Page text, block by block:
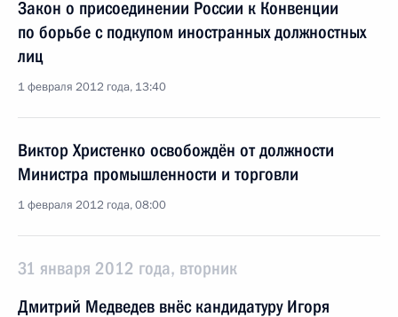
Закон о присоединении России к Конвенции
по борьбе с подкупом иностранных должностных
лиц
1 февраля 2012 года, 13:40
Виктор Христенко освобождён от должности
Министра промышленности и торговли
1 февраля 2012 года, 08:00
31 января 2012 года, вторник
Дмитрий Медведев внёс кандидатуру Игоря